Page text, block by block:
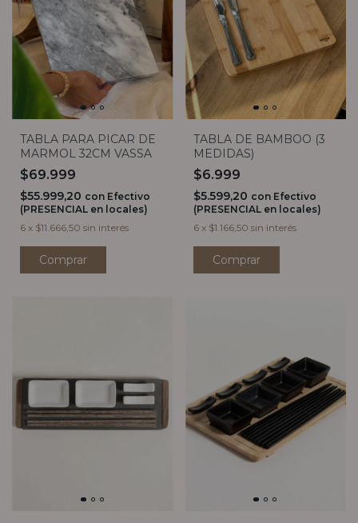
TABLA PARA PICAR DE
MARMOL 32CM VASSA
$69.999
$55.999,20 con Efectivo
(PRESENCIAL en locales)
6 x $11.666,50 sin interés
TABLA DE BAMBOO (3
MEDIDAS)
$6.999
$5.599,20 con Efectivo
(PRESENCIAL en locales)
6 x $1.166,50 sin interés
Comprar